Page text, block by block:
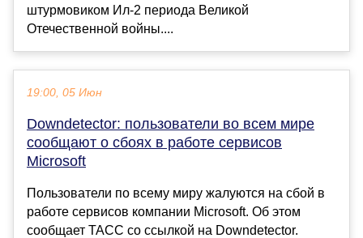
штурмовиком Ил-2 периода Великой
Отечественной войны....
19:00, 05 Июн
Downdetector: пользователи во всем мире
сообщают о сбоях в работе сервисов
Microsoft
Пользователи по всему миру жалуются на сбой в
работе сервисов компании Microsoft. Об этом
сообщает ТАСС со ссылкой на Downdetector.